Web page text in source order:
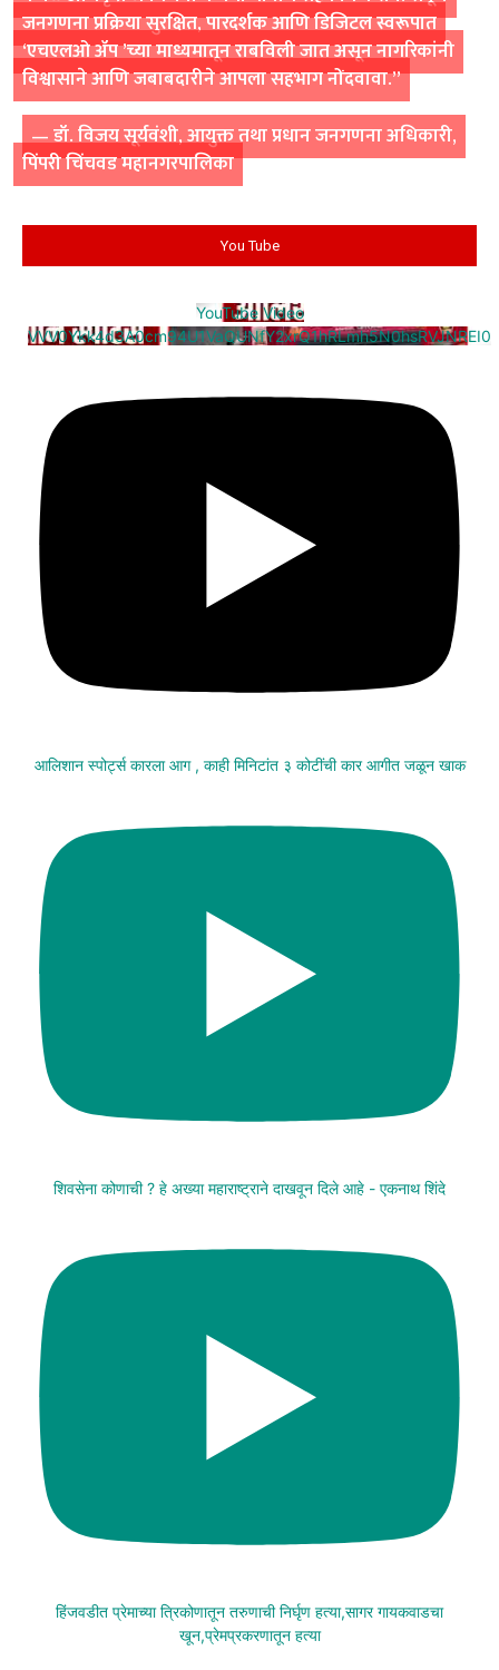
जनगणना प्रक्रिया सुरक्षित, पारदर्शक आणि डिजिटल स्वरूपात
‘एचएलओ ॲप ’च्या माध्यमातून राबविली जात असून नागरिकांनी
विश्वासाने आणि जबाबदारीने आपला सहभाग नोंदवावा.”
— डॉ. विजय सूर्यवंशी, आयुक्त तथा प्रधान जनगणना अधिकारी,
पिंपरी चिंचवड महानगरपालिका
You Tube
YouTube Video
VVV0Ykk4d3A0cm94U1VaQUNfY2xrQ1hRLmh5N0hsRVJNREI0
आलिशान स्पोर्ट्स कारला आग , काही मिनिटांत ३ कोटींची कार आगीत जळून खाक
शिवसेना कोणाची ? हे अख्या महाराष्ट्राने दाखवून दिले आहे - एकनाथ शिंदे
हिंजवडीत प्रेमाच्या त्रिकोणातून तरुणाची निर्घृण हत्या,सागर गायकवाडचा
खून,प्रेमप्रकरणातून हत्या